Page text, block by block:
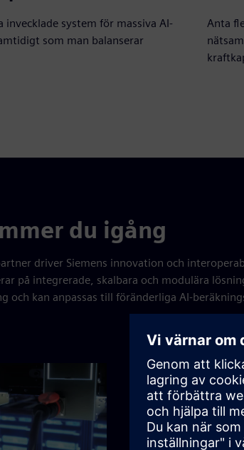
invecklade system för massiva AI-
som man balanserar
Anta
du igång
driver Siemens innovation och
på integrerade, skalbara och modulära
och kan anpassas till föränderliga AI-
Tillförlitlig
Kombinera Siemens
dynamisk
teknik. Vår